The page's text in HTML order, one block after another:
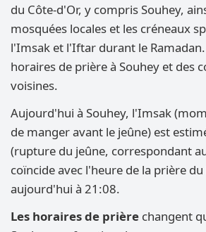
du Côte-d'Or, y compris Souhey,
mosquées locales et les créneaux
l'Imsak et l'Iftar durant le
horaires de prière à Souhey et des
voisines.
Aujourd'hui à Souhey, l'Imsak
de manger avant le jeûne) est
(rupture du jeûne, correspondant
coïncide avec l'heure de la prière
aujourd'hui à 21:08.
Les horaires de prière changent